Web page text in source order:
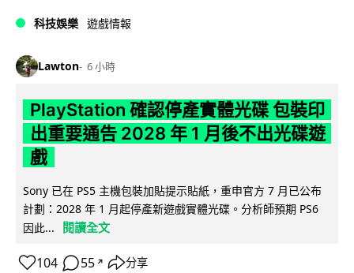
科技娛樂 遊戲情報
Lawton 6 小時
PlayStation 確認停產實體光碟 包裝印
出重要通告 2028 年 1 月後不出光碟遊
戲
Sony 已在 PS5 主機包裝加貼提示貼紙，重申官方 7 月已公布
計劃：2028 年 1 月起停產新遊戲實體光碟。分析師預期 PS6
因此...
閱讀全文
104 55 ↗ 分享